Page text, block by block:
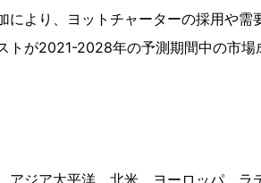
より、ヨットチャーターの採用や需
トが2021-2028年の予測期間中の市場
ジア太平洋、北米、ヨーロッパ、ラ